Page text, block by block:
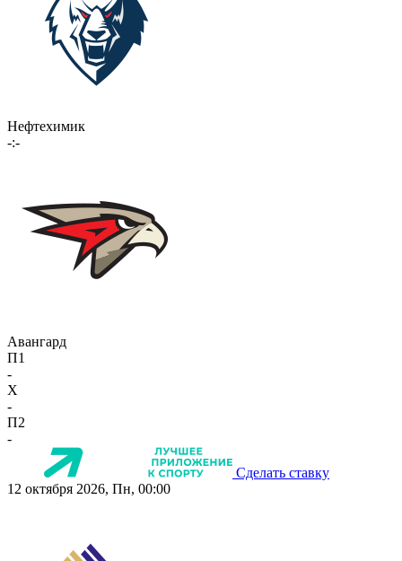
Нефтехимик
-:-
Авангард
П1
-
X
-
П2
-
Сделать ставку
12 октября 2026, Пн, 00:00